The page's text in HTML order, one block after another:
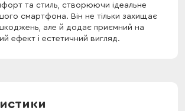
та стиль, створюючи ідеальне
смартфона. Він не тільки захищає
але й додає приємний на
ефект і естетичний вигляд.